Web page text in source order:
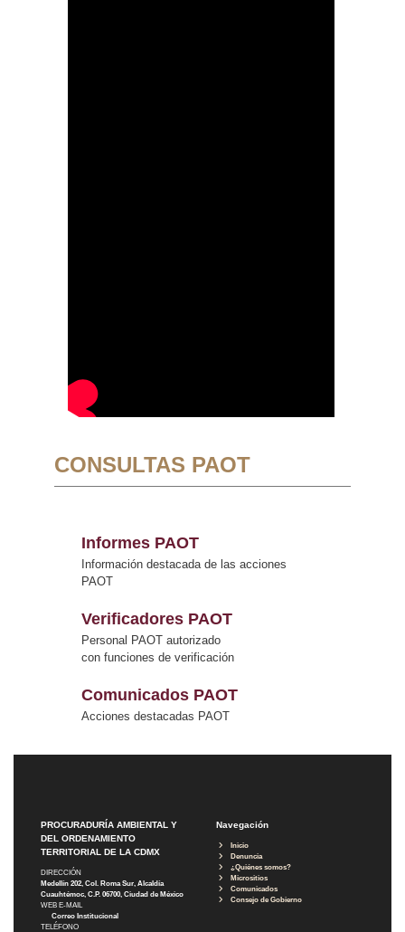
CONSULTAS PAOT
Informes PAOT
Información destacada de las acciones
PAOT
Verificadores PAOT
Personal PAOT autorizado
con funciones de verificación
Comunicados PAOT
Acciones destacadas PAOT
PROCURADURÍA AMBIENTAL Y
DEL ORDENAMIENTO
TERRITORIAL DE LA CDMX
DIRECCIÓN
Medellín 202, Col. Roma Sur, Alcaldía
Cuauhtémoc, C.P. 06700, Ciudad de México
WEB E-MAIL
Correo Institucional
TELÉFONO
Navegación
Inicio
Denuncia
¿Quiénes somos?
Micrositios
Comunicados
Consejo de Gobierno